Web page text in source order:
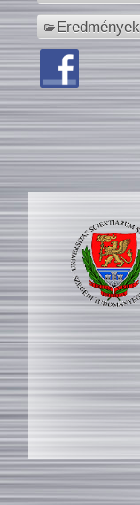
Eredmények